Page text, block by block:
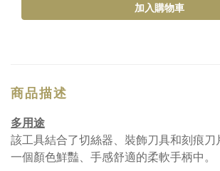
加入購物車
商品描述
多用途
該工具結合了切絲器、裝飾刀具和刻痕刀
一個顏色鮮豔、手感舒適的柔軟手柄中。